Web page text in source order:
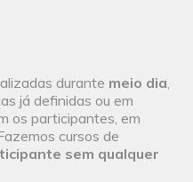
durante meio dia,
já definidas ou em
os participantes, em
cursos de
sem qualquer